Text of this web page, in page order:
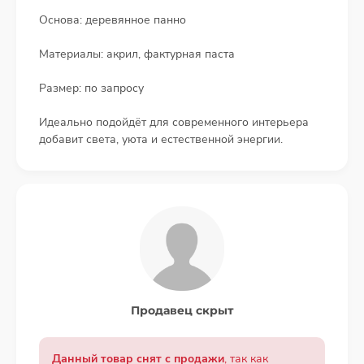
Основа: деревянное панно
Материалы: акрил, фактурная паста
Размер: по запросу
Идеально подойдёт для современного интерьера
добавит света, уюта и естественной энергии.
Продавец скрыт
Данный товар снят с продажи, так как